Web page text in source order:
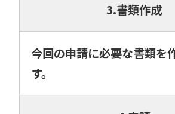
3.書類作成
今回の申請に必要な書類を
す。